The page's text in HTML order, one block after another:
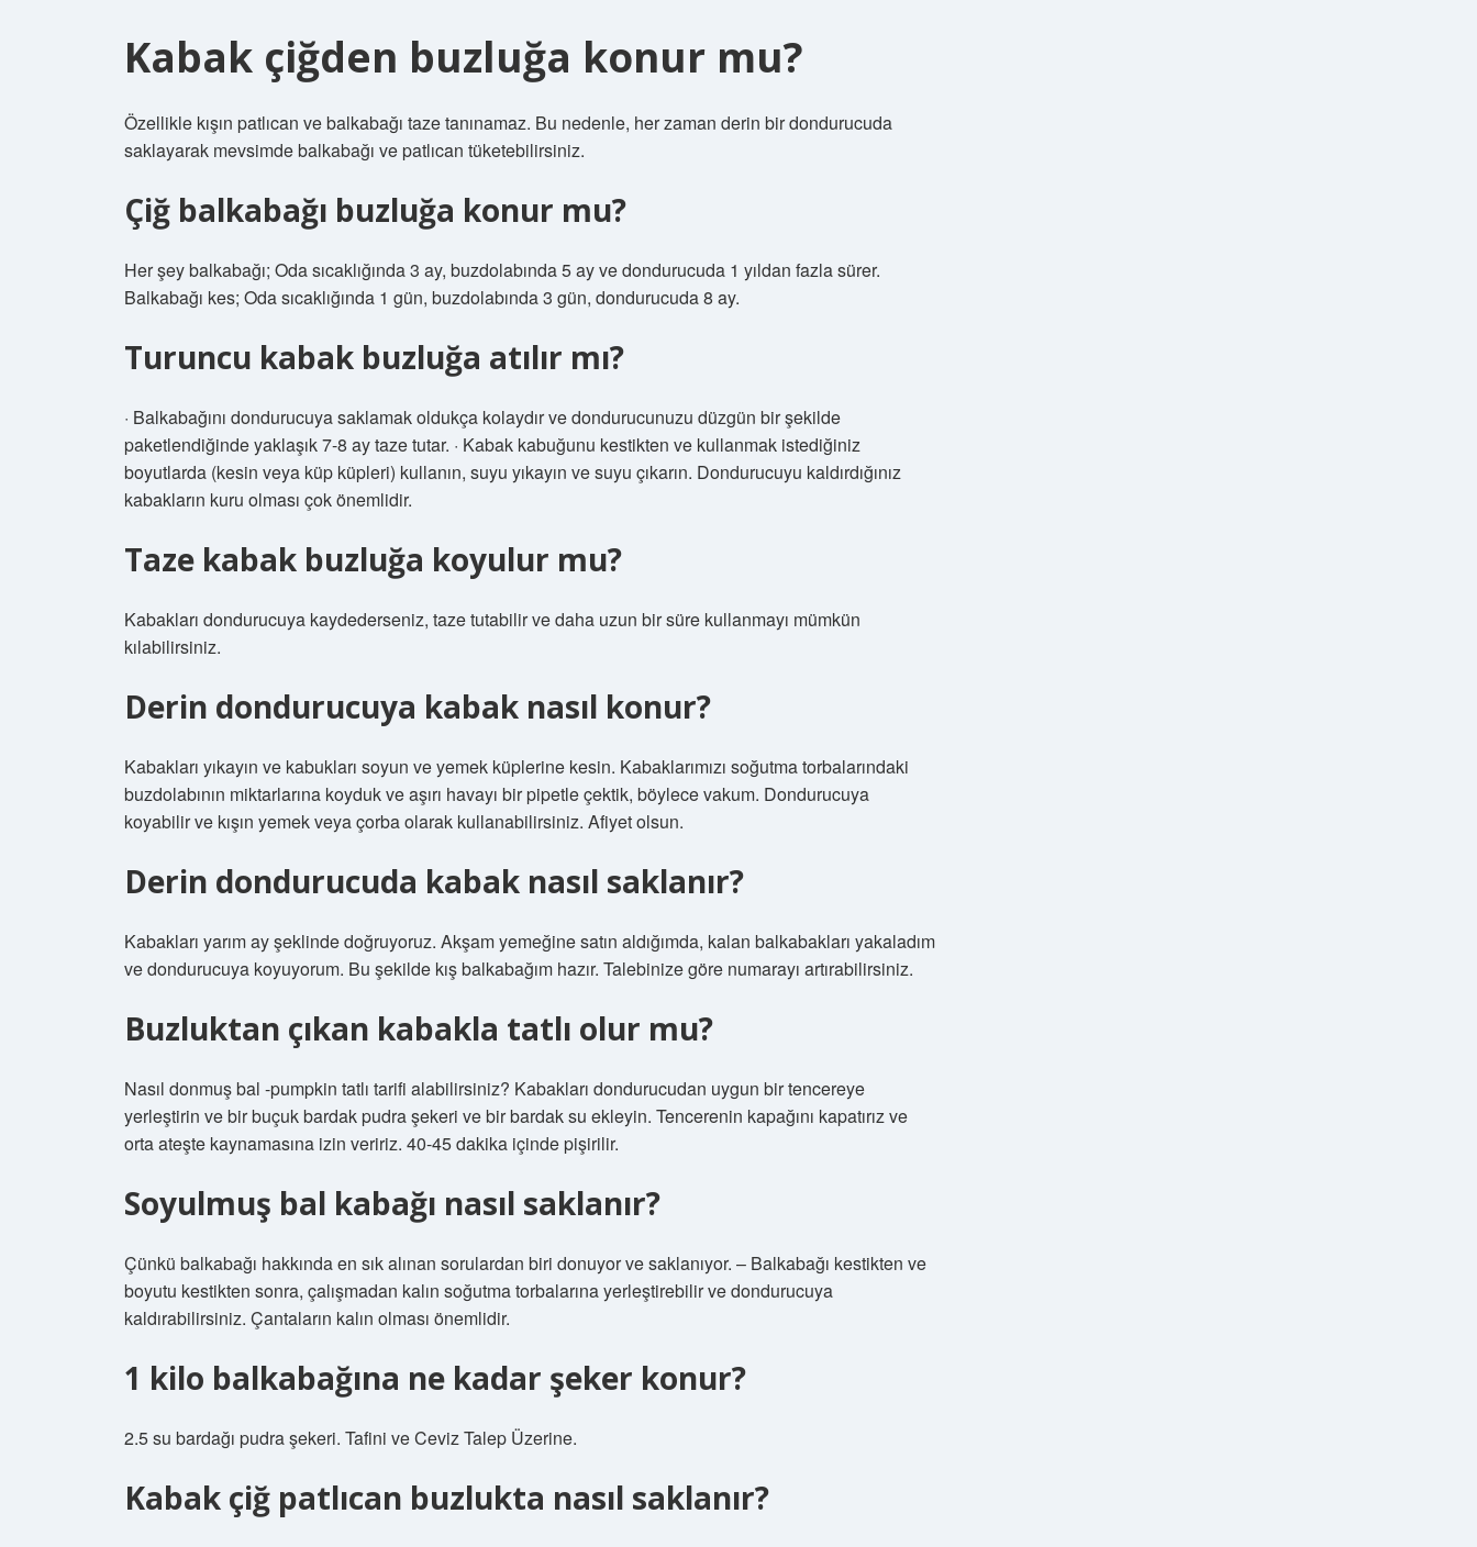
Kabak çiğden buzluğa konur mu?
Özellikle kışın patlıcan ve balkabağı taze tanınamaz. Bu nedenle, her zaman derin bir dondurucuda
saklayarak mevsimde balkabağı ve patlıcan tüketebilirsiniz.
Çiğ balkabağı buzluğa konur mu?
Her şey balkabağı; Oda sıcaklığında 3 ay, buzdolabında 5 ay ve dondurucuda 1 yıldan fazla sürer.
Balkabağı kes; Oda sıcaklığında 1 gün, buzdolabında 3 gün, dondurucuda 8 ay.
Turuncu kabak buzluğa atılır mı?
· Balkabağını dondurucuya saklamak oldukça kolaydır ve dondurucunuzu düzgün bir şekilde
paketlendiğinde yaklaşık 7-8 ay taze tutar. · Kabak kabuğunu kestikten ve kullanmak istediğiniz
boyutlarda (kesin veya küp küpleri) kullanın, suyu yıkayın ve suyu çıkarın. Dondurucuyu kaldırdığınız
kabakların kuru olması çok önemlidir.
Taze kabak buzluğa koyulur mu?
Kabakları dondurucuya kaydederseniz, taze tutabilir ve daha uzun bir süre kullanmayı mümkün
kılabilirsiniz.
Derin dondurucuya kabak nasıl konur?
Kabakları yıkayın ve kabukları soyun ve yemek küplerine kesin. Kabaklarımızı soğutma torbalarındaki
buzdolabının miktarlarına koyduk ve aşırı havayı bir pipetle çektik, böylece vakum. Dondurucuya
koyabilir ve kışın yemek veya çorba olarak kullanabilirsiniz. Afiyet olsun.
Derin dondurucuda kabak nasıl saklanır?
Kabakları yarım ay şeklinde doğruyoruz. Akşam yemeğine satın aldığımda, kalan balkabakları yakaladım
ve dondurucuya koyuyorum. Bu şekilde kış balkabağım hazır. Talebinize göre numarayı artırabilirsiniz.
Buzluktan çıkan kabakla tatlı olur mu?
Nasıl donmuş bal -pumpkin tatlı tarifi alabilirsiniz? Kabakları dondurucudan uygun bir tencereye
yerleştirin ve bir buçuk bardak pudra şekeri ve bir bardak su ekleyin. Tencerenin kapağını kapatırız ve
orta ateşte kaynamasına izin veririz. 40-45 dakika içinde pişirilir.
Soyulmuş bal kabağı nasıl saklanır?
Çünkü balkabağı hakkında en sık alınan sorulardan biri donuyor ve saklanıyor. – Balkabağı kestikten ve
boyutu kestikten sonra, çalışmadan kalın soğutma torbalarına yerleştirebilir ve dondurucuya
kaldırabilirsiniz. Çantaların kalın olması önemlidir.
1 kilo balkabağına ne kadar şeker konur?
2.5 su bardağı pudra şekeri. Tafini ve Ceviz Talep Üzerine.
Kabak çiğ patlıcan buzlukta nasıl saklanır?